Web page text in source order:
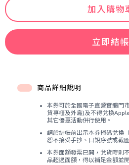
加入購物
立即結帳
商品詳細說明
本券可於全國電子直營實體門
貨專櫃及外島)及不得兌換
其它優惠活動併行使用。
請於結帳前出示本券掃碼兌換
恕不接受手抄、口說序號或截
本券面額發票已開，兌貨時則
品超過面額，得以補足金額並